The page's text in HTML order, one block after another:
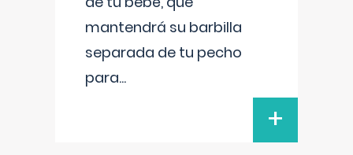
mantendrá su barbilla
separada de tu pecho
para...
+